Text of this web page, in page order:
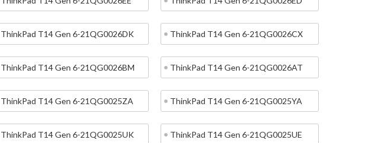
ThinkPad T14 Gen 6-21QG0026DK ThinkPad T14 Gen 6-21QG0026CX
ThinkPad T14 Gen 6-21QG0026BM ThinkPad T14 Gen 6-21QG0026AT
ThinkPad T14 Gen 6-21QG0025ZA ThinkPad T14 Gen 6-21QG0025YA
ThinkPad T14 Gen 6-21QG0025UK ThinkPad T14 Gen 6-21QG0025UE